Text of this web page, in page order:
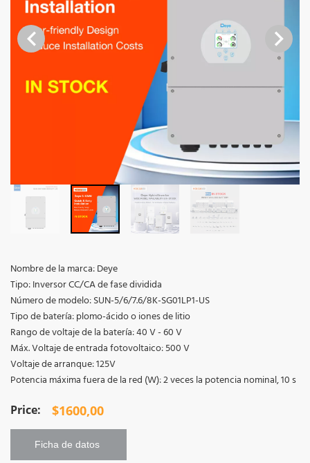
Nombre de la marca: Deye
Tipo: Inversor CC/CA de fase dividida
Número de modelo: SUN-5/6/7.6/8K-SG01LP1-US
Tipo de batería: plomo-ácido o iones de litio
Rango de voltaje de la batería: 40 V - 60 V
Máx. Voltaje de entrada fotovoltaico: 500 V
Voltaje de arranque: 125V
Potencia máxima fuera de la red (W): 2 veces la potencia nominal, 10 s
$1600,00
Ficha de datos